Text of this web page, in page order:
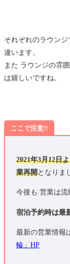
それぞれのラウン
違います。
また ラウンジの雰
は嬉しいですね。
ここで注意!!
2021年3月12日
業再開となりま
今後も 営業は流
宿泊予約時は最
最新の営業情報
輪」HP